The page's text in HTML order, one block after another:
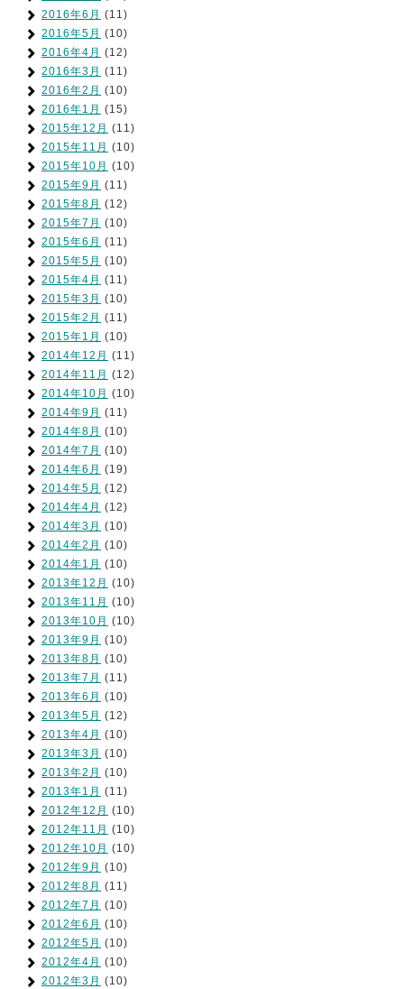
2016年6月 (11)
2016年5月 (10)
2016年4月 (12)
2016年3月 (11)
2016年2月 (10)
2016年1月 (15)
2015年12月 (11)
2015年11月 (10)
2015年10月 (10)
2015年9月 (11)
2015年8月 (12)
2015年7月 (10)
2015年6月 (11)
2015年5月 (10)
2015年4月 (11)
2015年3月 (10)
2015年2月 (11)
2015年1月 (10)
2014年12月 (11)
2014年11月 (12)
2014年10月 (10)
2014年9月 (11)
2014年8月 (10)
2014年7月 (10)
2014年6月 (19)
2014年5月 (12)
2014年4月 (12)
2014年3月 (10)
2014年2月 (10)
2014年1月 (10)
2013年12月 (10)
2013年11月 (10)
2013年10月 (10)
2013年9月 (10)
2013年8月 (10)
2013年7月 (11)
2013年6月 (10)
2013年5月 (12)
2013年4月 (10)
2013年3月 (10)
2013年2月 (10)
2013年1月 (11)
2012年12月 (10)
2012年11月 (10)
2012年10月 (10)
2012年9月 (10)
2012年8月 (11)
2012年7月 (10)
2012年6月 (10)
2012年5月 (10)
2012年4月 (10)
2012年3月 (10)